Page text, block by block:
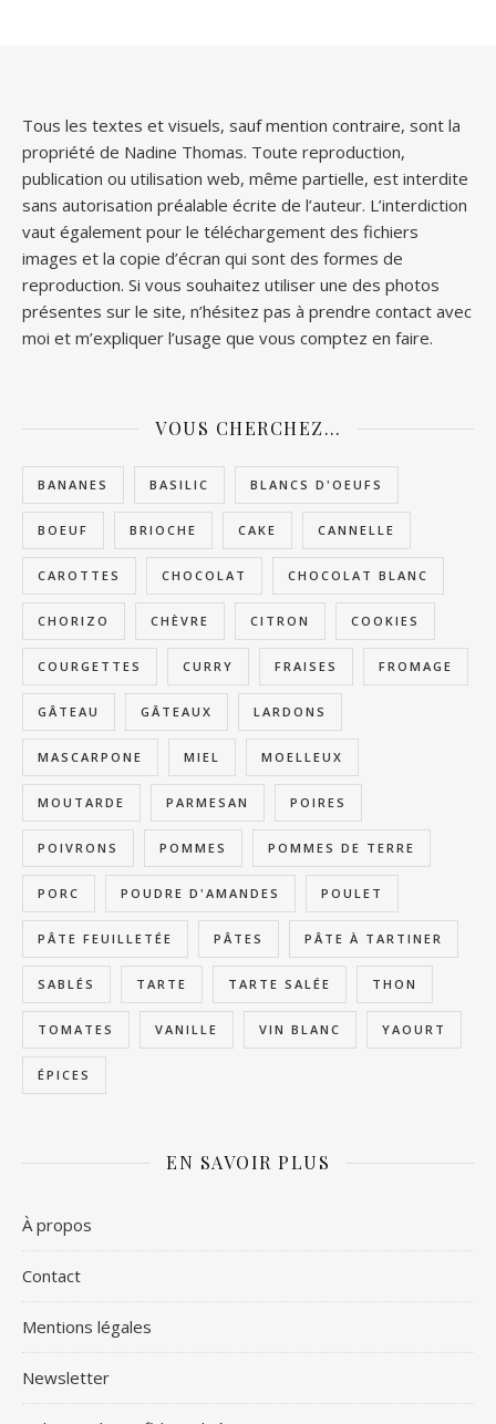
Tous les textes et visuels, sauf mention contraire, sont la
propriété de Nadine Thomas. Toute reproduction,
publication ou utilisation web, même partielle, est interdite
sans autorisation préalable écrite de l’auteur. L’interdiction
vaut également pour le téléchargement des fichiers
images et la copie d’écran qui sont des formes de
reproduction. Si vous souhaitez utiliser une des photos
présentes sur le site, n’hésitez pas à prendre contact avec
moi et m’expliquer l’usage que vous comptez en faire.
VOUS CHERCHEZ…
BANANES BASILIC BLANCS D'OEUFS
BOEUF BRIOCHE CAKE CANNELLE
CAROTTES CHOCOLAT CHOCOLAT BLANC
CHORIZO CHÈVRE CITRON COOKIES
COURGETTES CURRY FRAISES FROMAGE
GÂTEAU GÂTEAUX LARDONS
MASCARPONE MIEL MOELLEUX
MOUTARDE PARMESAN POIRES
POIVRONS POMMES POMMES DE TERRE
PORC POUDRE D'AMANDES POULET
PÂTE FEUILLETÉE PÂTES PÂTE À TARTINER
SABLÉS TARTE TARTE SALÉE THON
TOMATES VANILLE VIN BLANC YAOURT
ÉPICES
EN SAVOIR PLUS
À propos
Contact
Mentions légales
Newsletter